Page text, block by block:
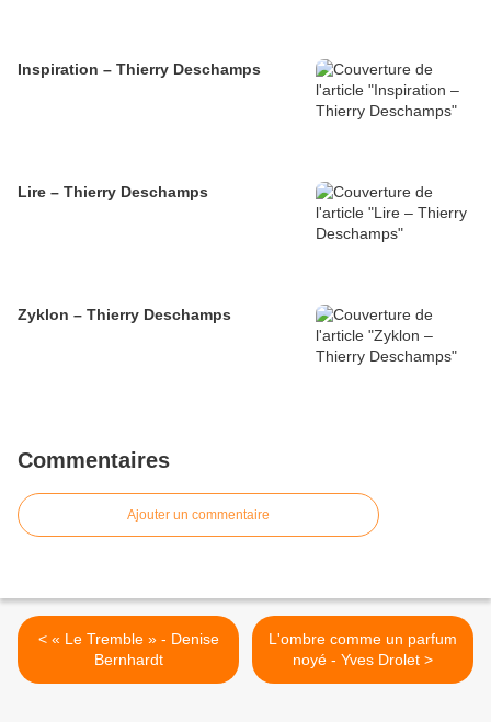
Inspiration – Thierry Deschamps
Lire – Thierry Deschamps
Zyklon – Thierry Deschamps
Commentaires
Ajouter un commentaire
< « Le Tremble » - Denise
Bernhardt
L'ombre comme un parfum
noyé - Yves Drolet >